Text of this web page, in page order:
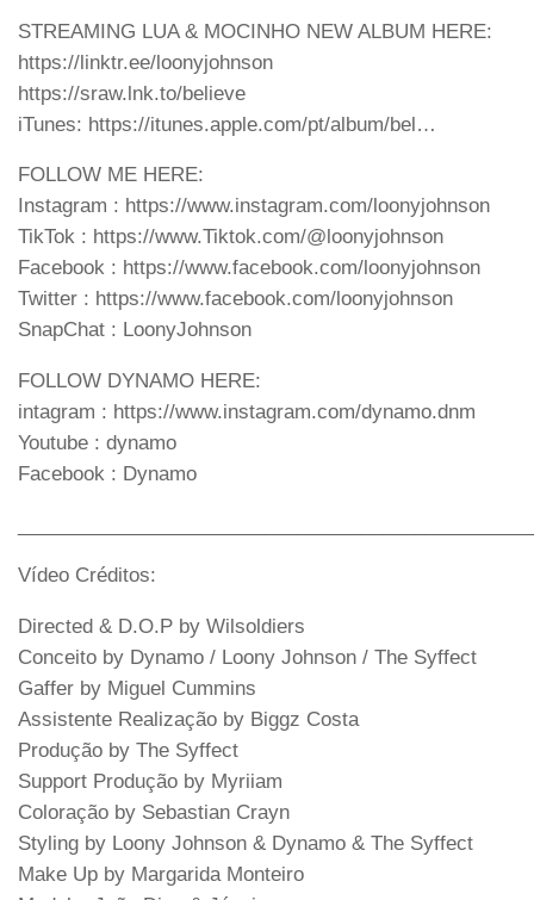
STREAMING LUA & MOCINHO NEW ALBUM HERE:
https://linktr.ee/loonyjohnson
https://sraw.lnk.to/believe
iTunes: https://itunes.apple.com/pt/album/bel…
FOLLOW ME HERE:
Instagram : https://www.instagram.com/loonyjohnson
TikTok : https://www.Tiktok.com/@loonyjohnson
Facebook : https://www.facebook.com/loonyjohnson
Twitter : https://www.facebook.com/loonyjohnson
SnapChat : LoonyJohnson
FOLLOW DYNAMO HERE:
intagram : https://www.instagram.com/dynamo.dnm
Youtube : dynamo
Facebook : Dynamo
Vídeo Créditos:
Directed & D.O.P by Wilsoldiers
Conceito by Dynamo / Loony Johnson / The Syffect
Gaffer by Miguel Cummins
Assistente Realização by Biggz Costa
Produção by The Syffect
Support Produção by Myriiam
Coloração by Sebastian Crayn
Styling by Loony Johnson & Dynamo & The Syffect
Make Up by Margarida Monteiro